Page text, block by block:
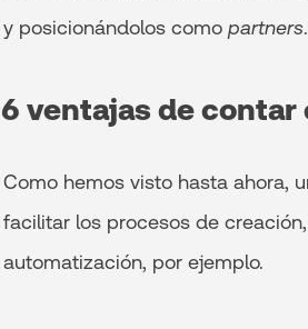
y posicionándolos como partners.
6 ventajas de contar
Como hemos visto hasta ahora,
facilitar los procesos de
automatización, por ejemplo.